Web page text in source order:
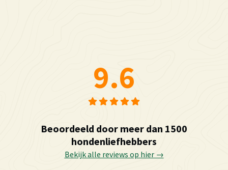
9.6
Beoordeeld door meer dan 1500
hondenliefhebbers
Bekijk alle reviews op hier →